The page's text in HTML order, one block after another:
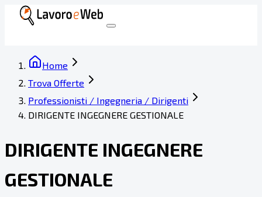
Home
Trova Offerte
Professionisti / Ingegneria / Dirigenti
DIRIGENTE INGEGNERE GESTIONALE
DIRIGENTE INGEGNERE
GESTIONALE